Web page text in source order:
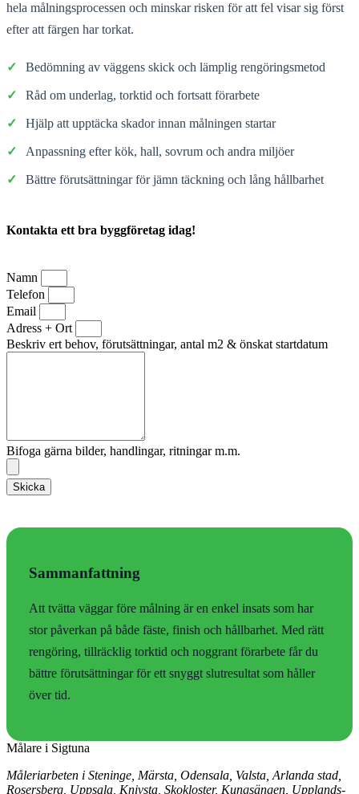
hela målningsprocessen och minskar risken för att fel visar sig först
efter att färgen har torkat.
✓ Bedömning av väggens skick och lämplig rengöringsmetod
✓ Råd om underlag, torktid och fortsatt förarbete
✓ Hjälp att upptäcka skador innan målningen startar
✓ Anpassning efter kök, hall, sovrum och andra miljöer
✓ Bättre förutsättningar för jämn täckning och lång hållbarhet
Kontakta ett bra byggföretag idag!
Namn
Telefon
Email
Adress + Ort
Beskriv ert behov, förutsättningar, antal m2 & önskat startdatum
Bifoga gärna bilder, handlingar, ritningar m.m.
Skicka
Sammanfattning
Att tvätta väggar före målning är en enkel insats som har
stor påverkan på både fäste, finish och hållbarhet. Med rätt
rengöring, tillräcklig torktid och noggrant förarbete får du
bättre förutsättningar för ett snyggt slutresultat som håller
över tid.
Målare i Sigtuna
Måleriarbeten i Steninge, Märsta, Odensala, Valsta, Arlanda stad,
Rosersberg, Uppsala, Knivsta, Skokloster, Kungsängen, Upplands-